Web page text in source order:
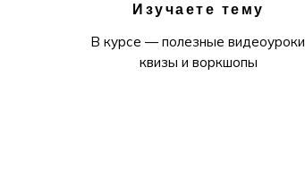
Изучаете тему
В курсе — полезные видеоуроки,
квизы и воркшопы